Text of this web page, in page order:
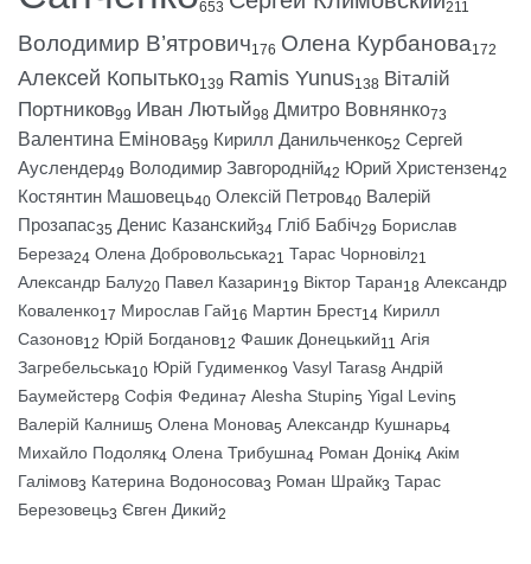
653 211
Володимир В’ятрович176 Олена Курбанова172
Алексей Копытько139 Ramis Yunus138 Віталій
Портников99 Иван Лютый98 Дмитро Вовнянко73
Валентина Емінова59 Кирилл Данильченко52 Сергей
Ауслендер49 Володимир Завгородній42 Юрий Христензен42
Костянтин Машовець40 Олексій Петров40 Валерій
Прозапас35 Денис Казанский34 Гліб Бабіч29 Борислав
Береза24 Олена Добровольська21 Тарас Чорновіл21
Александр Балу20 Павел Казарин19 Віктор Таран18 Александр
Коваленко17 Мирослав Гай16 Мартин Брест14 Кирилл
Сазонов12 Юрій Богданов12 Фашик Донецький11 Агія
Загребельська10 Юрій Гудименко9 Vasyl Taras8 Андрій
Баумейстер8 Софія Федина7 Alesha Stupin5 Yigal Levin5
Валерій Калниш5 Олена Монова5 Александр Кушнарь4
Михайло Подоляк4 Олена Трибушна4 Роман Донік4 Акім
Галімов3 Катерина Водоносова3 Роман Шрайк3 Тарас
Березовець3 Євген Дикий2